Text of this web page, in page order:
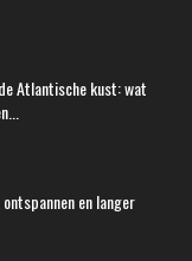
Atlantische kust: wat
en langer